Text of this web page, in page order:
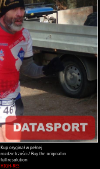
Kup oryginał w pełnej
rozdzielczości / Buy the original in
full resolution
HIGH-RES